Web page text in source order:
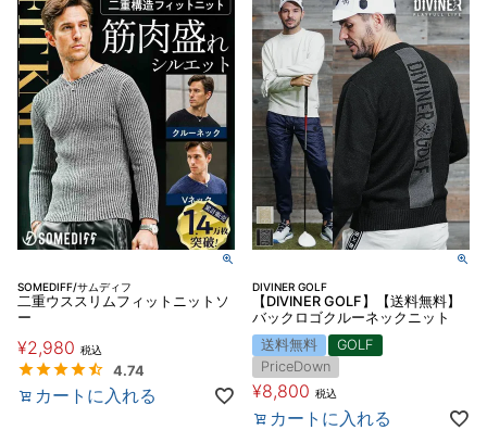
SOMEDIFF/サムディフ
二重ウススリムフィットニットソ
ー
¥2,980 税込
4.74
カートに入れる
DIVINER GOLF
【DIVINER GOLF】【送料無料】
バックロゴクルーネックニット
送料無料
GOLF
PriceDown
¥8,800 税込
カートに入れる